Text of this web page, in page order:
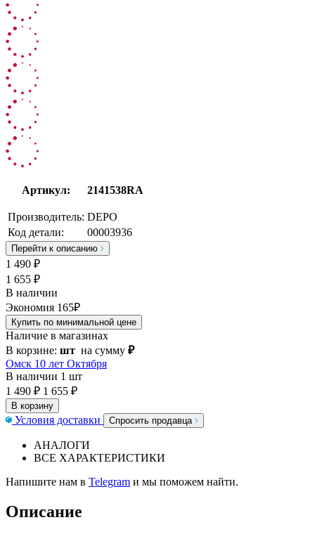
Артикул: 2141538RA
Производитель: DEPO
Код детали:
00003936
Перейти к описанию
1 490 ₽
1 655 ₽
В наличии
Экономия 165₽
Купить по минимальной цене
Наличие в магазинах
В корзине: шт на сумму ₽
Омск 10 лет Октября
В наличии 1 шт
1 490 ₽ 1 655 ₽
В корзину
Условия доставки Спросить продавца
АНАЛОГИ
ВСЕ ХАРАКТЕРИСТИКИ
Напишите нам в Telegram и мы поможем найти.
Описание